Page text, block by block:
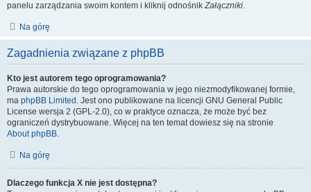
panelu zarządzania swoim kontem i kliknij odnośnikZałączniki.
Na górę
Zagadnienia związane z phpBB
Kto jest autorem tego oprogramowania?
Prawa autorskie do tego oprogramowania w jego niezmodyfikowanej formie,
ma phpBB Limited . Jest ono publikowane na licencji GNU General Public
License wersja 2 (GPL-2.0), co w praktyce oznacza, że może być bez
ograniczeń dystrybuowane. Więcej na ten temat dowiesz się na stronie
About phpBB.
Na górę
Dlaczego funkcja X nie jest dostępna?